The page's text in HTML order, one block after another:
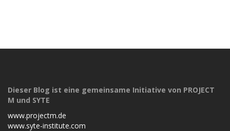
Dieser Blog ist eine gemeinsame Initiative von PROJECT
M und SYTE
www.projectm.de
www.syte-institute.com